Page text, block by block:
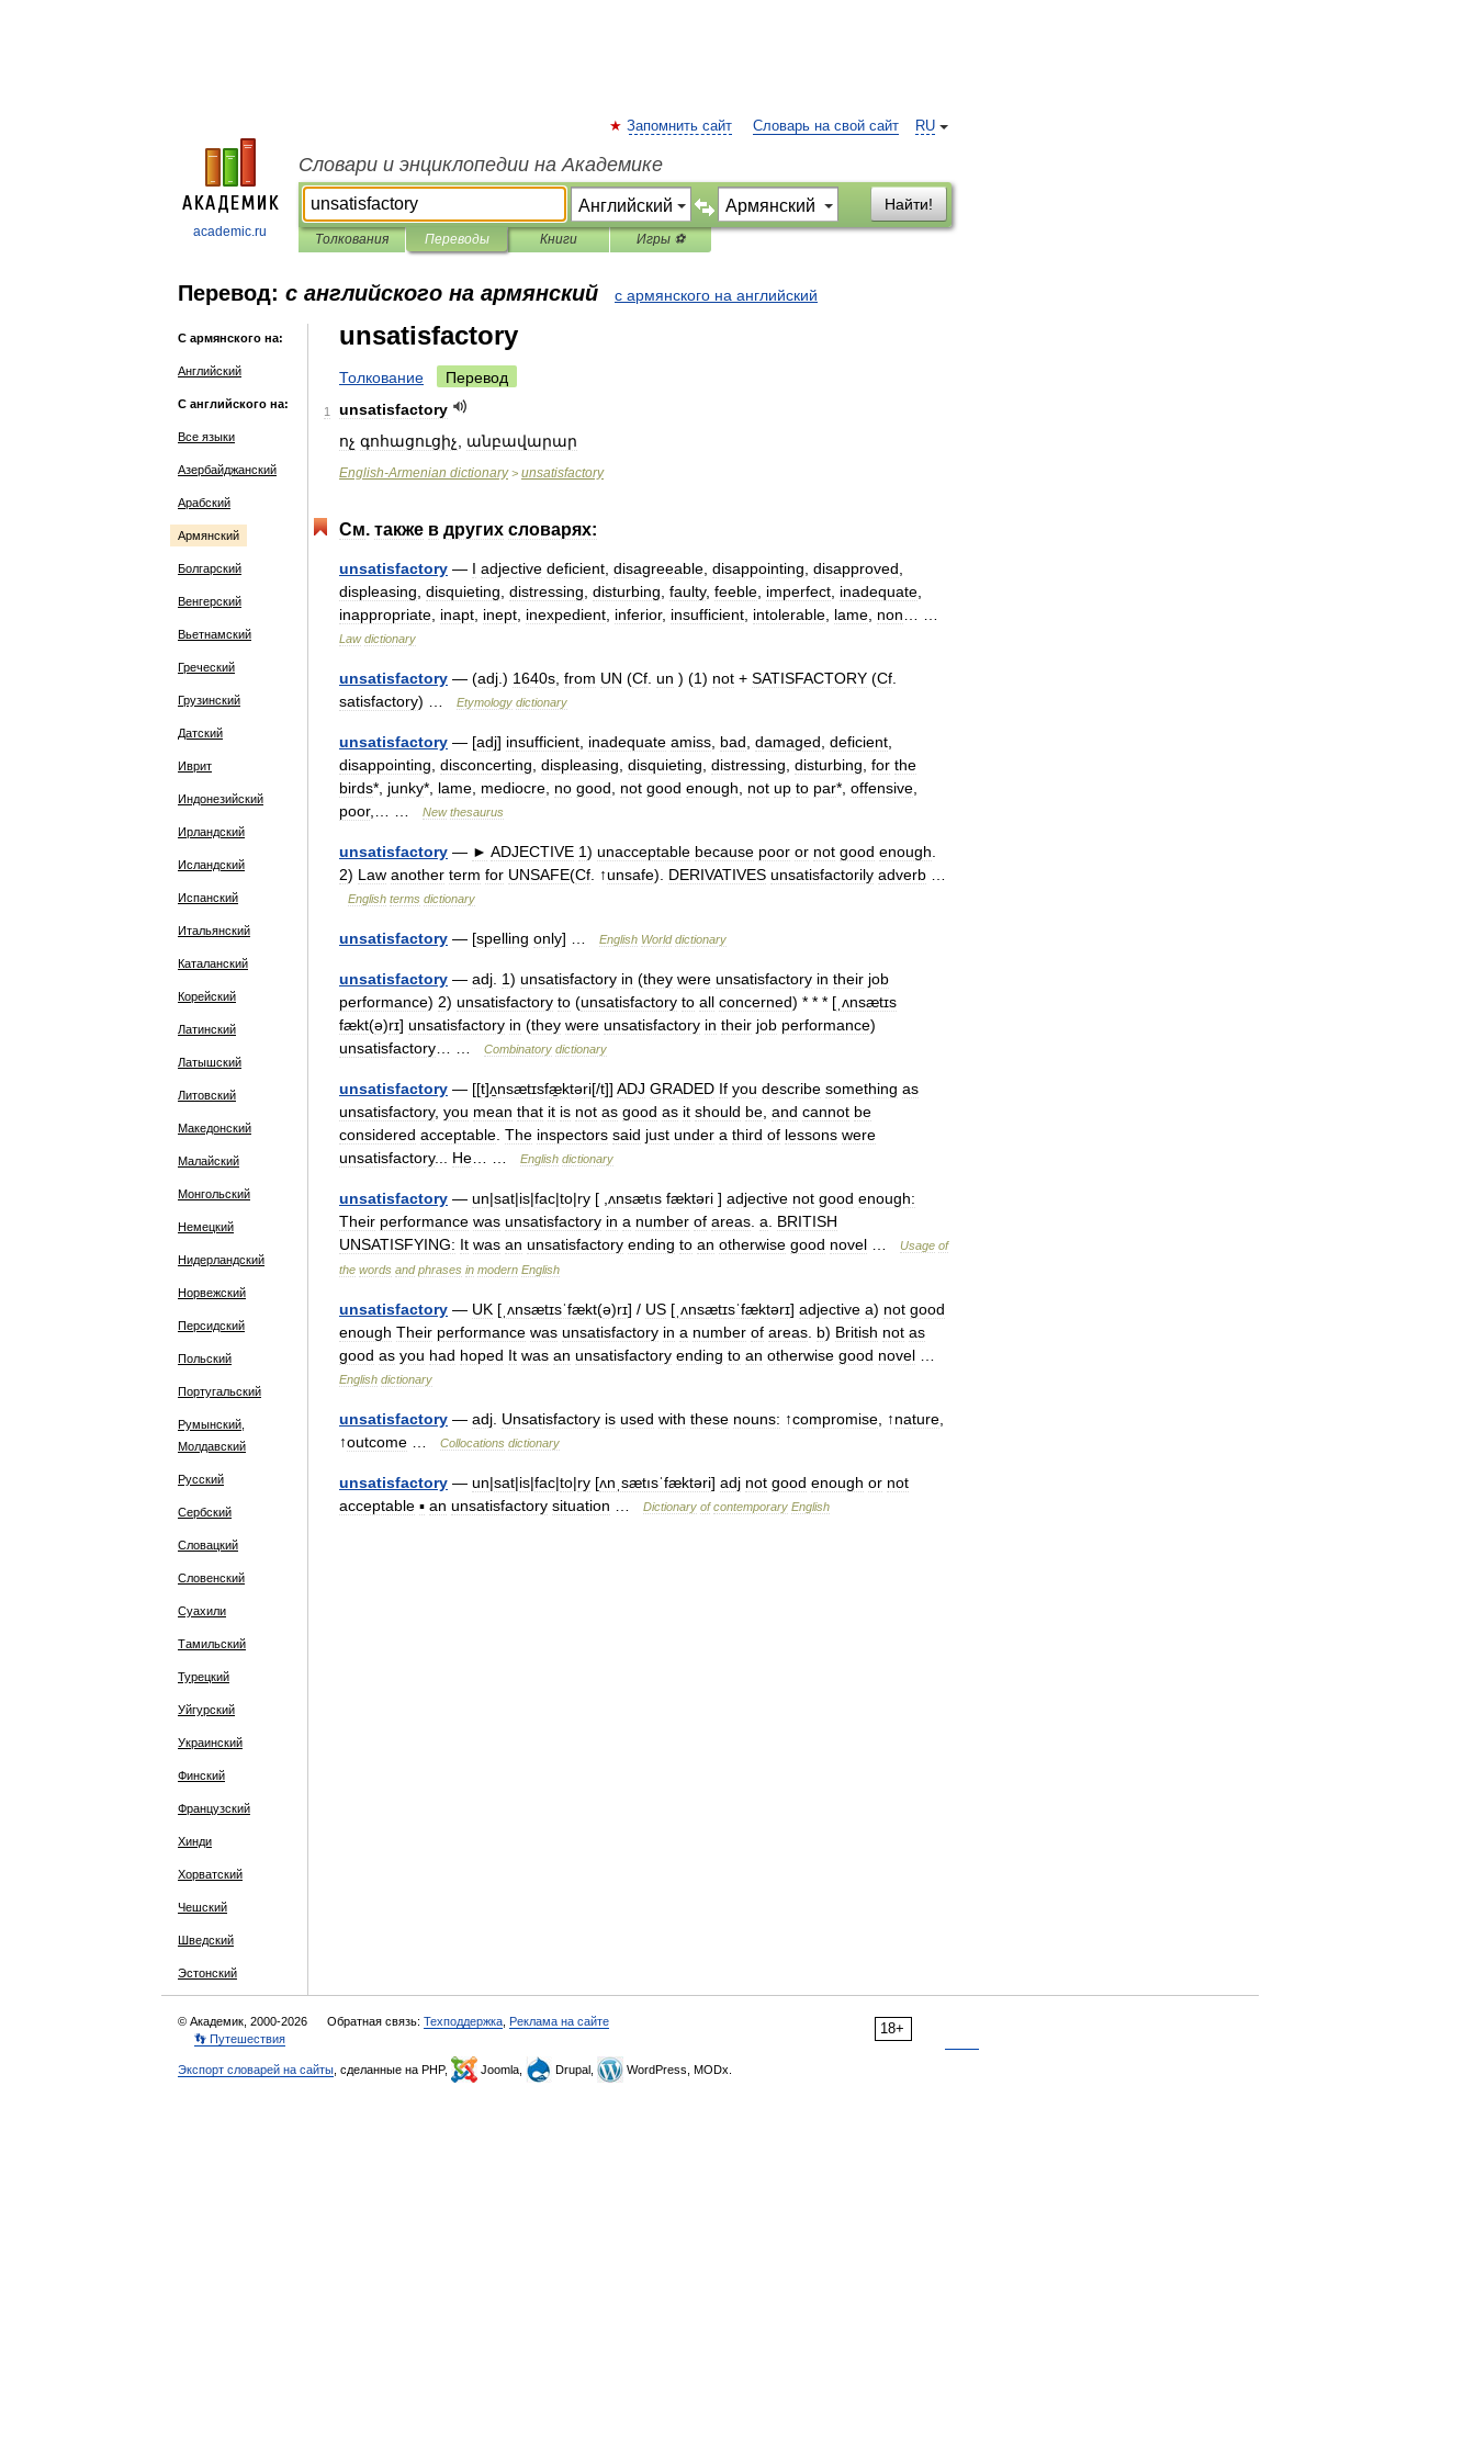
academic.ru
RU
Запомнить сайт Словарь на свой сайт
Словари и энциклопедии на Академике
Найти!
Толкования Переводы Книги Игры ⚽
Перевод: с английского на армянский с армянского на английский
С армянского на:
Английский
С английского на:
Все языки
Азербайджанский
Арабский
Армянский
Болгарский
Венгерский
Вьетнамский
Греческий
Грузинский
Датский
Иврит
Индонезийский
Ирландский
Исландский
Испанский
Итальянский
Каталанский
Корейский
Латинский
Латышский
Литовский
Македонский
Малайский
Монгольский
Немецкий
Нидерландский
Норвежский
Персидский
Польский
Португальский
Румынский,
Молдавский
Русский
Сербский
Словацкий
Словенский
Суахили
Тамильский
Турецкий
Уйгурский
Украинский
Финский
Французский
Хинди
Хорватский
Чешский
Шведский
Эстонский
unsatisfactory
Толкование Перевод
1
unsatisfactory
ոչ գոհացուցիչ անբավարար
English-Armenian dictionary> unsatisfactory
См. также в других словарях:
unsatisfactory — I adjective deficient disagreeable disappointing disapproved
displeasing disquieting distressing disturbing faulty, feeble imperfect inadequate
inappropriate inapt inept inexpedient inferior, insufficient intolerable lame non
Law dictionary
unsatisfactory — (adj .) 1640s from UN (Cf un ) (1) not + SATISFACTORY (Cf
satisfactory) … Etymology dictionary
unsatisfactory — [adj] insufficient inadequate amiss bad damaged deficient
disappointing disconcerting displeasing disquieting distressing disturbing for the
birds*, junky*, lame mediocre no good not good enough not up to par*, offensive
poor,… … New thesaurus
unsatisfactory — ► ADJECTIVE 1) unacceptable because poor or not good enough
2) Law another term for UNSAFE(Cf . ↑unsafe). DERIVATIVES unsatisfactorily adverb
English terms dictionary
unsatisfactory — [spelling only] … English World dictionary
unsatisfactory — adj 1) unsatisfactory in (they were unsatisfactory in their job
performance) 2) unsatisfactory to (unsatisfactory to all concerned) * * * [ ˌʌnsætɪs
fækt(ə)rɪ] unsatisfactory in (they were unsatisfactory in their job performance)
unsatisfactory
Combinatory dictionary
unsatisfactory — [[t]ʌ̱nsætɪsfæ̱ktəri[/t]] ADJ GRADED If you describe something as
unsatisfactory, you mean that it is not as good as it should be and cannot be
considered acceptable The inspectors said just under a third of lessons were
unsatisfactory... He English dictionary
unsatisfactory — un|sat|is|fac|to|ry [ , ʌnsætıs fæktəri ] adjective not good enough:
Their performance was unsatisfactory in a number of areas a
BRITISH
UNSATISFYING: It was an unsatisfactory ending to an otherwise good novel Usage of
the words and phrases in modern English
unsatisfactory — UK [ ˌʌnsætɪsˈfækt(ə)rɪ] / US [ ˌʌnsætɪsˈfæktərɪ] adjective a) not good
enough Their performance was unsatisfactory in a number of areas b) British not as
good as you had hoped It was an unsatisfactory ending to an otherwise good novel
English dictionary
unsatisfactory — adj Unsatisfactory is used with these nouns: ↑compromise , ↑nature
↑outcome Collocations dictionary
unsatisfactory — un|sat|is|fac|to|ry [ʌnˌsætısˈfæktəri] adj not good enough or not
acceptable ▪ an unsatisfactory situation Dictionary of contemporary English
18+
© Академик, 2000-2026 Обратная связь: Техподдержка Реклама на сайте
👣 Путешествия
Экспорт словарей на сайты , сделанные на PHP, Joomla, Drupal, WordPress, MODx.